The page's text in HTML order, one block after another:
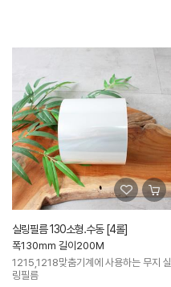
실링필름 130소형.수동 [4롤]
폭130mm 길이200M
1215,1218맞춤기계에 사용하는 무지 실
링필름